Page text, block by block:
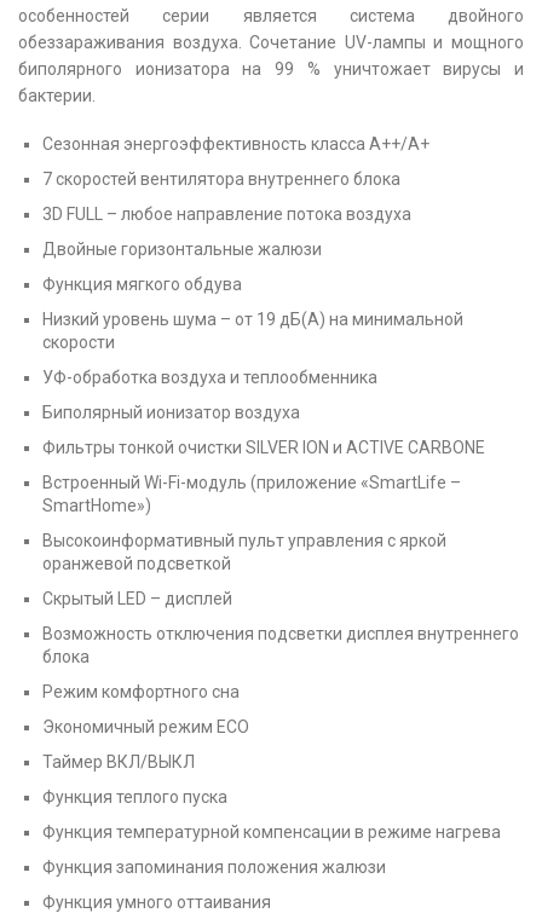
особенностей серии является система двойного
обеззараживания воздуха. Сочетание UV-лампы и мощного
биполярного ионизатора на 99 % уничтожает вирусы и
бактерии.
Сезонная энергоэффективность класса А++/A+
7 скоростей вентилятора внутреннего блока
3D FULL – любое направление потока воздуха
Двойные горизонтальные жалюзи
Функция мягкого обдува
Низкий уровень шума – от 19 дБ(А) на минимальной
скорости
УФ-обработка воздуха и теплообменника
Биполярный ионизатор воздуха
Фильтры тонкой очистки SILVER ION и ACTIVE CARBONE
Встроенный Wi-Fi-модуль (приложение «SmartLife –
SmartHome»)
Высокоинформативный пульт управления с яркой
оранжевой подсветкой
Скрытый LED – дисплей
Возможность отключения подсветки дисплея внутреннего
блока
Режим комфортного сна
Экономичный режим ECO
Таймер ВКЛ/ВЫКЛ
Функция теплого пуска
Функция температурной компенсации в режиме нагрева
Функция запоминания положения жалюзи
Функция умного оттаивания